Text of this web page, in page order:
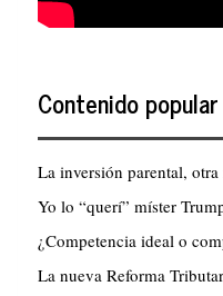
Contenido popular
La inversión parental, otra
Yo lo “querí” míster
¿Competencia ideal o
La nueva Reforma